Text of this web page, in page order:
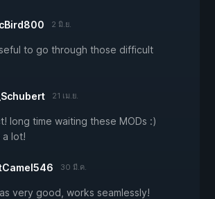
2 มิ.ย.
to go through those difficult
21 เม.ย.
long time waiting these MODs :)
a lot!
30 มี.ค.
very good, works seamlessly!